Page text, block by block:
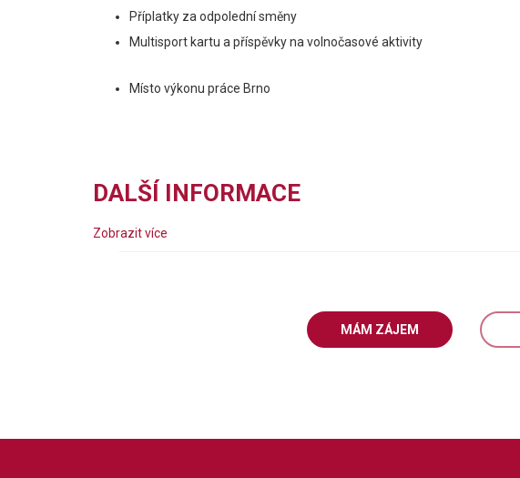
Příplatky za odpolední směny
Multisport kartu a příspěvky na volnočasové aktivity
Místo výkonu práce Brno
DALŠÍ INFORMACE
Zobrazit více
MÁM ZÁJEM